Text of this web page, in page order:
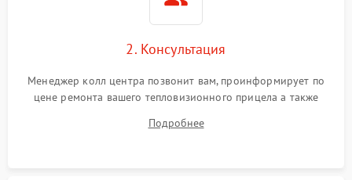
2. Консультация
Менеджер колл центра позвонит вам, проинформирует по
цене ремонта вашего тепловизионного прицела а также
Подробнее